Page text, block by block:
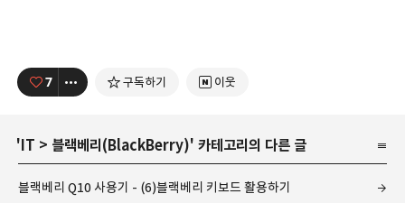
7 구독하기 이웃
' IT > 블랙베리(BlackBerry)' 카테고리의 다른 글
블랙베리 Q10 사용기 - (6)블랙베리 키보드 활용하기